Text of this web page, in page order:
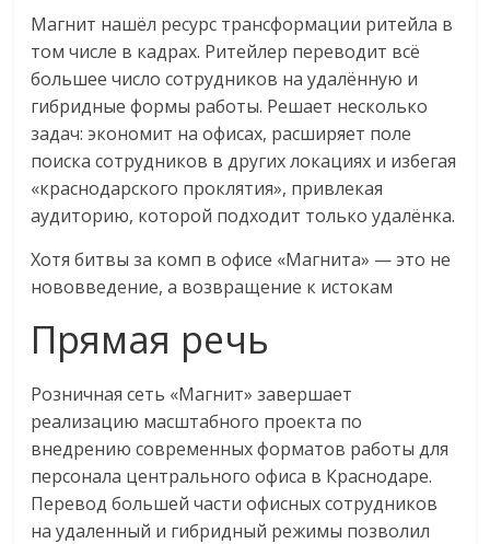
онлайн-
торговле,
сервисах
для
Commerce,
ритейле,
логистике,
технологиях,
соцсетях.
Нам
важно,
как
как
Сеть
меняет
жизнь
людей
Магнит нашёл ресурс трансформации ритейла в
том числе в кадрах. Ритейлер переводит всё
большее число сотрудников на удалённую и
гибридные формы работы. Решает несколько
задач: экономит на офисах, расширяет поле
поиска сотрудников в других локациях и избегая
«краснодарского проклятия», привлекая
аудиторию, которой подходит только удалёнка.
Хотя битвы за комп в офисе «Магнита» — это не
нововведение, а возвращение к истокам
Прямая речь
Розничная сеть «Магнит» завершает
реализацию масштабного проекта по
внедрению современных форматов работы для
персонала центрального офиса в Краснодаре.
Перевод большей части офисных сотрудников
на удаленный и гибридный режимы позволил